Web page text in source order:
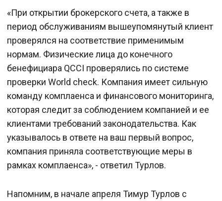
«При открытии брокерского счета, а также в
период обслуживаниям вышеупомянутый клиент
проверялся на соответствие применимым
нормам. Физические лица до конечного
бенефициара QCCI проверялись по системе
проверки World check. Компания имеет сильную
команду комплаенса и финансового мониторинга,
которая следит за соблюдением компанией и ее
клиентами требований законодательства. Как
указывалось в ответе на ваш первый вопрос,
компания приняла соответствующие меры в
рамках комплаенса», - ответил Турлов.
Напомним, в начале апреля Тимур Турлов с